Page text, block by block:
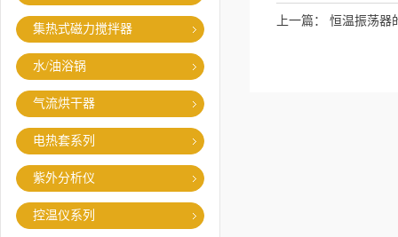
集热式磁力搅拌器
水/油浴锅
气流烘干器
电热套系列
紫外分析仪
控温仪系列
上一篇： 恒温振荡器